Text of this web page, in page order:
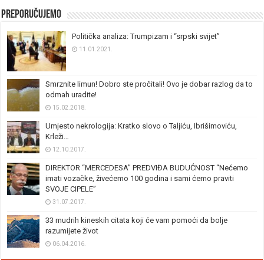
Preporučujemo
Politička analiza: Trumpizam i “srpski svijet”
11.01.2021.
Smrznite limun! Dobro ste pročitali! Ovo je dobar razlog da to
odmah uradite!
15.02.2018.
Umjesto nekrologija: Kratko slovo o Taljiću, Ibrišimoviću,
Krleži…
12.10.2017.
DIREKTOR “MERCEDESA” PREDVIĐA BUDUĆNOST “Nećemo
imati vozačke, živećemo 100 godina i sami ćemo praviti
SVOJE CIPELE”
31.07.2017.
33 mudrih kineskih citata koji će vam pomoći da bolje
razumijete život
06.04.2016.